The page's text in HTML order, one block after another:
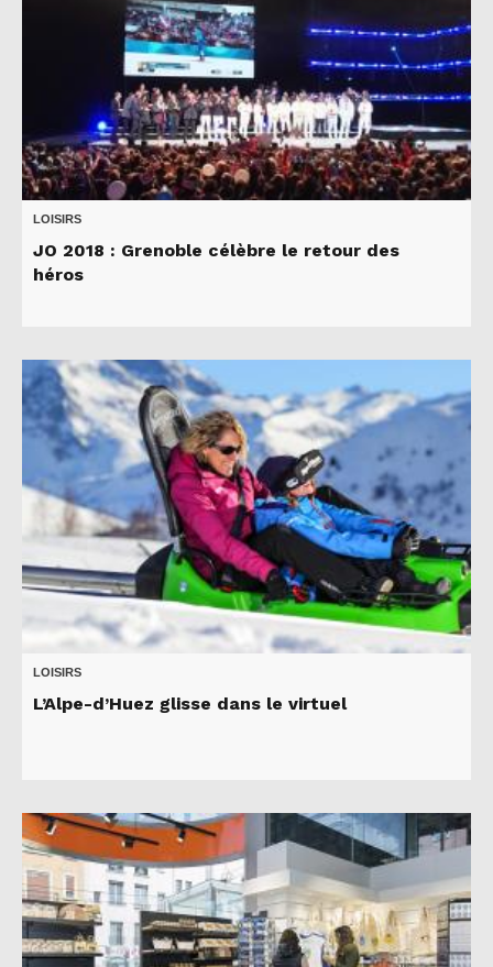
LOISIRS
JO 2018 : Grenoble célèbre le retour des
héros
LOISIRS
L’Alpe-d’Huez glisse dans le virtuel